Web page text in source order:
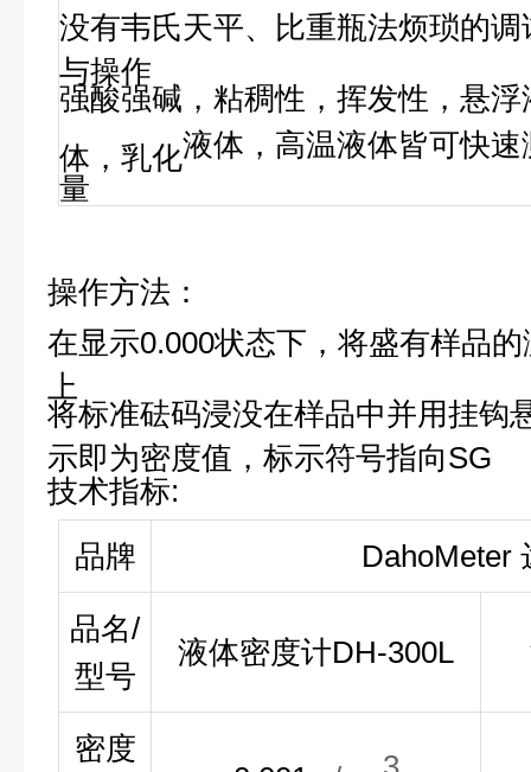
没有韦氏天平、比重瓶法烦琐的调
与操作
强酸强碱 ， 粘稠性，挥发性，悬浮
体，乳化液体 ，高温液体皆可快速
量
操作方法：
在显示0.000状态下， 将盛有样品
上
将标准砝码浸没在样品中并用挂钩
示即为密度值，标示符号指向SG
技术指标:
品牌
DahoMeter
品名/
型号
液体密度计DH-300L
密度